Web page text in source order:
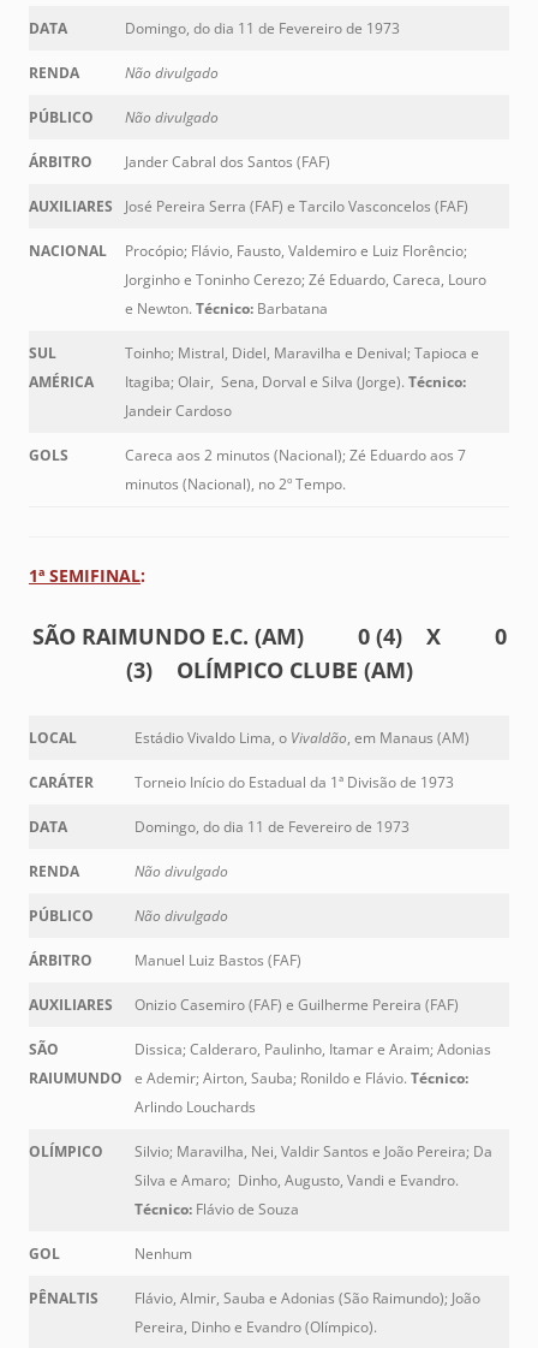
DATA Domingo, do dia 11 de Fevereiro de 1973
RENDA Não divulgado
PÚBLICO Não divulgado
ÁRBITRO Jander Cabral dos Santos (FAF)
AUXILIARES José Pereira Serra (FAF) e Tarcilo Vasconcelos (FAF)
NACIONAL
Procópio; Flávio, Fausto, Valdemiro e Luiz Florêncio;
Jorginho e Toninho Cerezo; Zé Eduardo, Careca, Louro
e Newton. Técnico: Barbatana
SUL
AMÉRICA
Toinho; Mistral, Didel, Maravilha e Denival; Tapioca e
Itagiba; Olair, Sena, Dorval e Silva (Jorge). Técnico:
Jandeir Cardoso
GOLS
Careca aos 2 minutos (Nacional); Zé Eduardo aos 7
minutos (Nacional), no 2º Tempo.
1ª SEMIFINAL:
SÃO RAIMUNDO E.C. (AM) 0 (4) X 0
(3) OLÍMPICO CLUBE (AM)
LOCAL Estádio Vivaldo Lima, o Vivaldão, em Manaus (AM)
CARÁTER Torneio Início do Estadual da 1ª Divisão de 1973
DATA Domingo, do dia 11 de Fevereiro de 1973
RENDA Não divulgado
PÚBLICO Não divulgado
ÁRBITRO Manuel Luiz Bastos (FAF)
AUXILIARES Onizio Casemiro (FAF) e Guilherme Pereira (FAF)
SÃO
RAIUMUNDO
Dissica; Calderaro, Paulinho, Itamar e Araim; Adonias
e Ademir; Airton, Sauba; Ronildo e Flávio. Técnico:
Arlindo Louchards
OLÍMPICO
Silvio; Maravilha, Nei, Valdir Santos e João Pereira; Da
Silva e Amaro; Dinho, Augusto, Vandi e Evandro.
Técnico: Flávio de Souza
GOL Nenhum
PÊNALTIS
Flávio, Almir, Sauba e Adonias (São Raimundo); João
Pereira, Dinho e Evandro (Olímpico).